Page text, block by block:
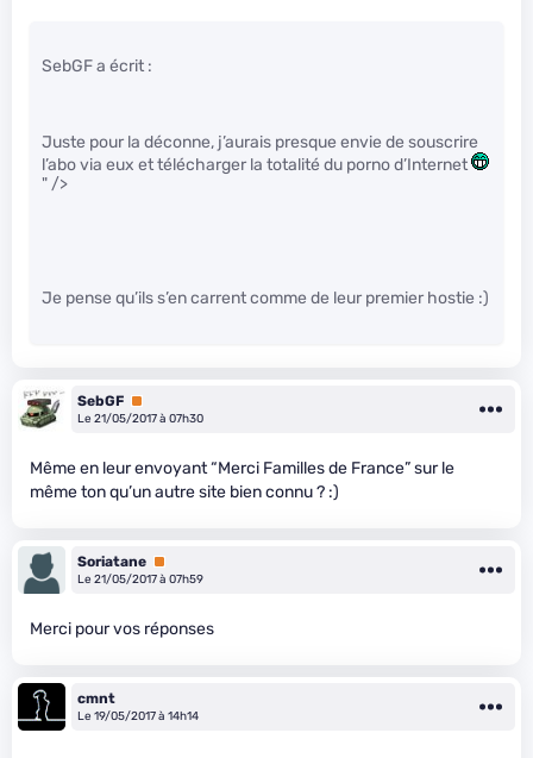
SebGF a écrit :
Juste pour la déconne, j’aurais presque envie de souscrire
l’abo via eux et télécharger la totalité du porno d’Internet
" />
Je pense qu’ils s’en carrent comme de leur premier hostie :)
SebGF Premium
Le 21/05/2017 à 07h30
Même en leur envoyant “Merci Familles de France” sur le
même ton qu’un autre site bien connu ? :)
Soriatane Premium
Le 21/05/2017 à 07h59
Merci pour vos réponses
cmnt
Le 19/05/2017 à 14h14